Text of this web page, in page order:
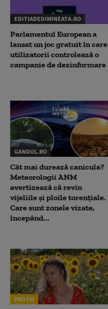
EDITIADEDIMINEATA.RO
Parlamentul European a
lansat un joc gratuit în care
utilizatorii controlează o
campanie de dezinformare
GANDUL.RO
Cât mai durează canicula?
Meteorologii ANM
avertizează că revin
vijeliile și ploile torențiale.
Care sunt zonele vizate,
începând...
PRO FM